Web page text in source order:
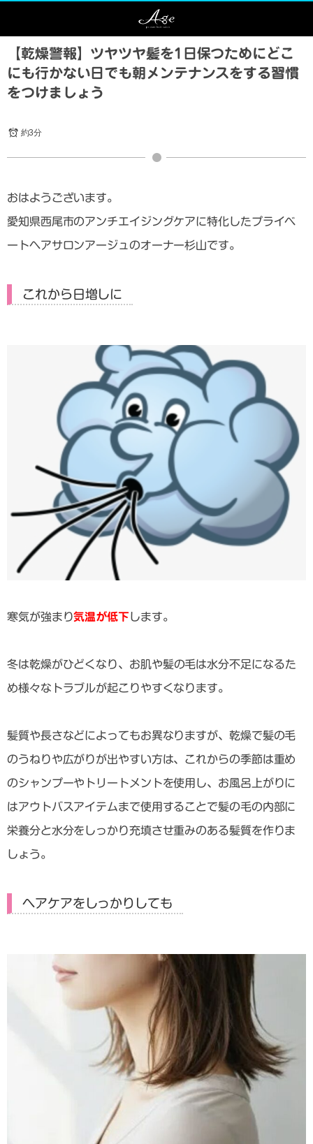
【乾燥警報】ツヤツヤ髪を1日保つためにどこ
にも行かない日でも朝メンテナンスをする習慣
をつけましょう
約3分
おはようございます。
愛知県西尾市のアンチエイジングケアに特化したプライベ
ートヘアサロンアージュのオーナー杉山です。
これから日増しに
寒気が強まり気温が低下します。
冬は乾燥がひどくなり、 お肌や髪の毛は水分不足になるた
め様々なトラブルが起こりやすくなります。
髪質や長さなどによってもお異なりますが、乾燥で髪の毛
のうねりや広がりが出やすい方は、これからの季節は重め
のシャンプーやトリートメントを使用し、お風呂上がりに
はアウトバスアイテムまで使用することで髪の毛の内部に
栄養分と水分をしっかり充填させ重みのある髪質を作りま
しょう。
ヘアケアをしっかりしても